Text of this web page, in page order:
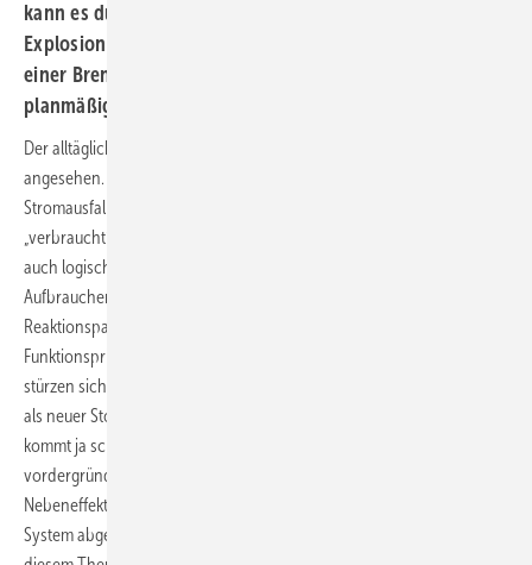
kann es durchaus zu heftigen Reaktionen - bis hin zur
Explosion kommen. Werden entsprechende Partner in
einer Brennstoffzelle zusammengebracht, so wird
planmäßig Wärme und Elektrizität erzeugt.
Der alltägliche Umgang mit Batterien wird als völlig normal
angesehen. Jeder Wecker hat mindestens eine als Stütze für den
Stromausfall. Und der Wechsel der Batterien, wenn diese dann
„verbraucht“ sind, hat ebenso eine gewisse Logik. Interessant und
auch logisch wäre es dann, würde man diesen Prozess des
Aufbrauchens einer Batterie durch ein Nachfüllen der verbrauchten
Reaktionspartner verlängern. Dies entspricht in etwa dem
Funktionsprinzip der Brennstoffzelle. Zwei bereitwillige Partner
stürzen sich in abenteuerlicher Selbstaufgabe aufeinander um dann
als neuer Stoff die Bühne des Geschehens zu verlassen, denn es
kommt ja schon wieder Nachschub. Ziel dieser Vereinigung ist es
vordergründig elektrischen Strom herzustellen. Wärme, quasi als
Nebeneffekt, wird ebenso begrüßt und kann als Nutzenergie an ein
System abgeführt werden. Luigi Galvani hatte grundsätzliche Ideen zu